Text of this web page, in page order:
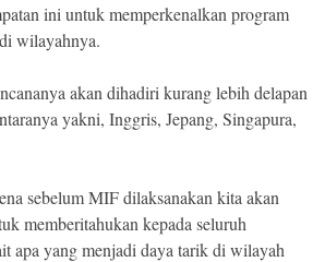
ini untuk memperkenalkan program
wilayahnya.
akan dihadiri kurang lebih delapan
yakni, Inggris, Jepang, Singapura,
sebelum MIF dilaksanakan kita akan
memberitahukan kepada seluruh
apa yang menjadi daya tarik di wilayah